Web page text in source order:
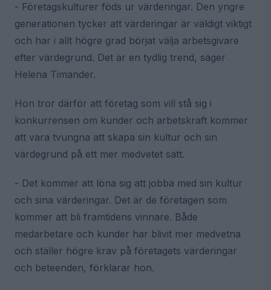
- Företagskulturer föds ur värderingar. Den yngre
generationen tycker att värderingar är väldigt viktigt
och har i allt högre grad börjat välja arbetsgivare
efter värdegrund. Det är en tydlig trend, säger
Helena Timander.
Hon tror därför att företag som vill stå sig i
konkurrensen om kunder och arbetskraft kommer
att vara tvungna att skapa sin kultur och sin
värdegrund på ett mer medvetet sätt.
- Det kommer att löna sig att jobba med sin kultur
och sina värderingar. Det är de företagen som
kommer att bli framtidens vinnare. Både
medarbetare och kunder har blivit mer medvetna
och ställer högre krav på företagets värderingar
och beteenden, förklarar hon.